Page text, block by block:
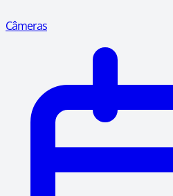
Câmeras